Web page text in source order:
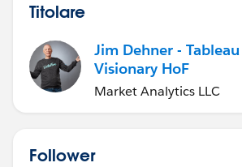
Titolare
Jim Dehner - Tableau
Visionary HoF
Market Analytics LLC
Follower